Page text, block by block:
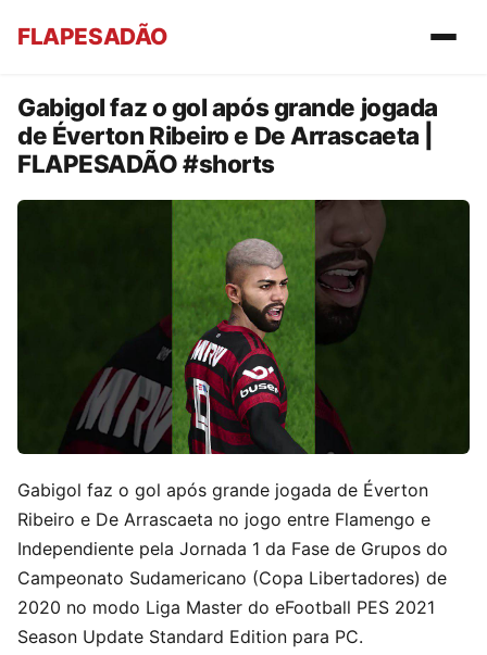
FLAPESADÃO
Gabigol faz o gol após grande jogada
de Éverton Ribeiro e De Arrascaeta |
FLAPESADÃO #shorts
Gabigol faz o gol após grande jogada de Éverton
Ribeiro e De Arrascaeta no jogo entre Flamengo e
Independiente pela Jornada 1 da Fase de Grupos do
Campeonato Sudamericano (Copa Libertadores) de
2020 no modo Liga Master do eFootball PES 2021
Season Update Standard Edition para PC.